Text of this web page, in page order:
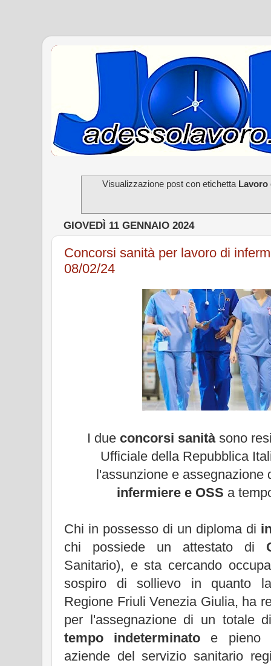
Visualizzazione post con etichetta Lavoro
GIOVEDÌ 11 GENNAIO 2024
Concorsi sanità per lavoro di
08/02/24
I due concorsi sanitàsono
Ufficiale della Repubblica
l'assunzione e
infermiere e OSS a
Chi in possesso di un diploma di
chi possiede un attestato di
Sanitario), e sta cercando
sospiro di sollievo in quanto
Regione Friuli Venezia Giulia, ha
per l'assegnazione di un totale
tempo indeterminato e pieno
aziende del servizio sanitario